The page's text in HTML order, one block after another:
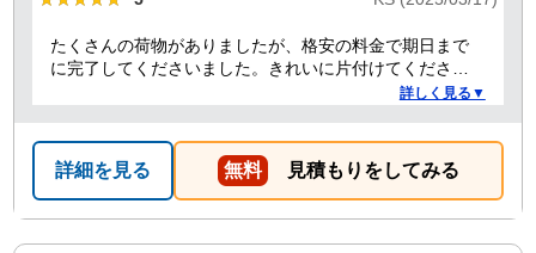
たくさんの荷物がありましたが、格安の料金で期日まで
に完了してくださいました。きれいに片付けてくださり
ありがとうございました。作業の進捗も報告してくださ
詳しく見る▼
詳細を見る 無料 見積もりをしてみる